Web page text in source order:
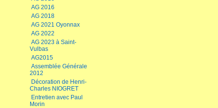
AG 2016
AG 2018
AG 2021 Oyonnax
AG 2022
AG 2023 à Saint-
Vulbas
AG2015
Assemblée Générale
2012
Décoration de Henri-
Charles NIOGRET
Entretien avec Paul
Morin